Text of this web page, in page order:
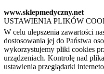
www.sklepmedyczny.net
USTAWIENIA PLIKÓW
W celu ulepszenia zawartości
dostosowania jej do Państwa
wykorzystujemy pliki cookies
urządzeniach. Kontrolę nad
ustawienia przeglądarki